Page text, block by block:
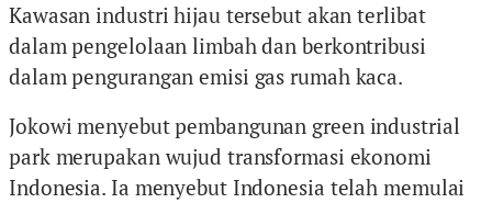
Kawasan industri hijau tersebut akan terlibat
dalam pengelolaan limbah dan berkontribusi
dalam pengurangan emisi gas rumah kaca.
Jokowi menyebut pembangunan green industrial
park merupakan wujud transformasi ekonomi
Indonesia. Ia menyebut Indonesia telah memulai